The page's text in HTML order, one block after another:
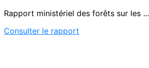
Rapport ministériel des forêts sur les ...
Consulter le rapport